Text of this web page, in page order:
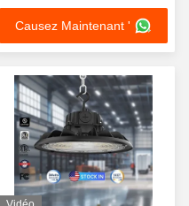
Causez Maintenant '